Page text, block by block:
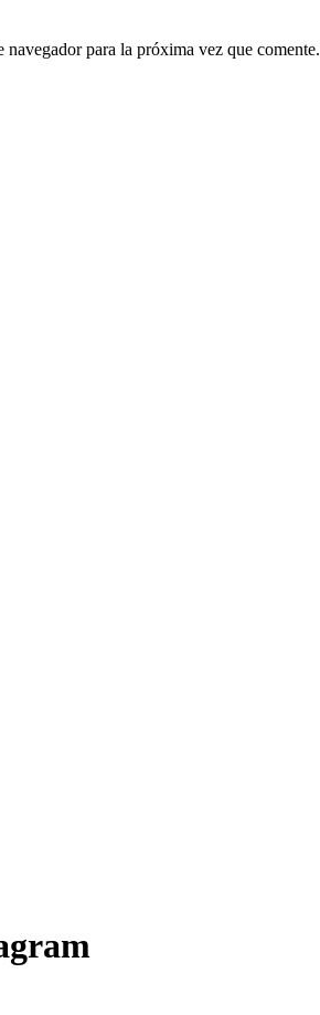
para la próxima vez que comente.